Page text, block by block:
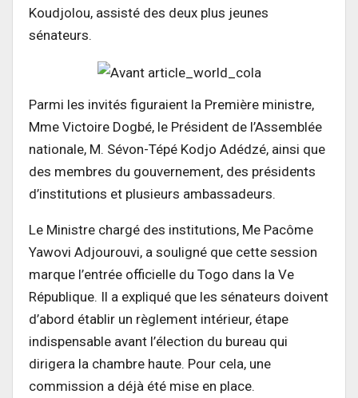
Koudjolou, assisté des deux plus jeunes
sénateurs.
Parmi les invités figuraient la Première ministre,
Mme Victoire Dogbé, le Président de l’Assemblée
nationale, M. Sévon-Tépé Kodjo Adédzé, ainsi que
des membres du gouvernement, des présidents
d’institutions et plusieurs ambassadeurs.
Le Ministre chargé des institutions, Me Pacôme
Yawovi Adjourouvi, a souligné que cette session
marque l’entrée officielle du Togo dans la Ve
République. Il a expliqué que les sénateurs doivent
d’abord établir un règlement intérieur, étape
indispensable avant l’élection du bureau qui
dirigera la chambre haute. Pour cela, une
commission a déjà été mise en place.